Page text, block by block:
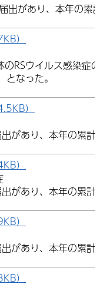
があり、本年の累計
）
RSウイルス感染症の
なった。
）
があり、本年の累計
）
があり、本年の累計
）
があり、本年の累計
）